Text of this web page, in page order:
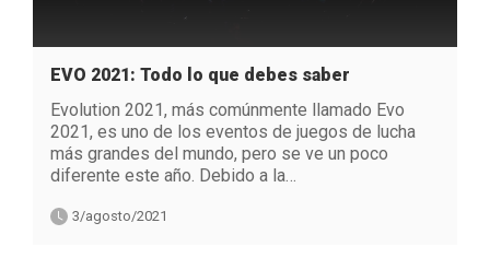
EVO 2021: Todo lo que debes saber
Evolution 2021, más comúnmente llamado Evo
2021, es uno de los eventos de juegos de lucha
más grandes del mundo, pero se ve un poco
diferente este año. Debido a la…
3/agosto/2021